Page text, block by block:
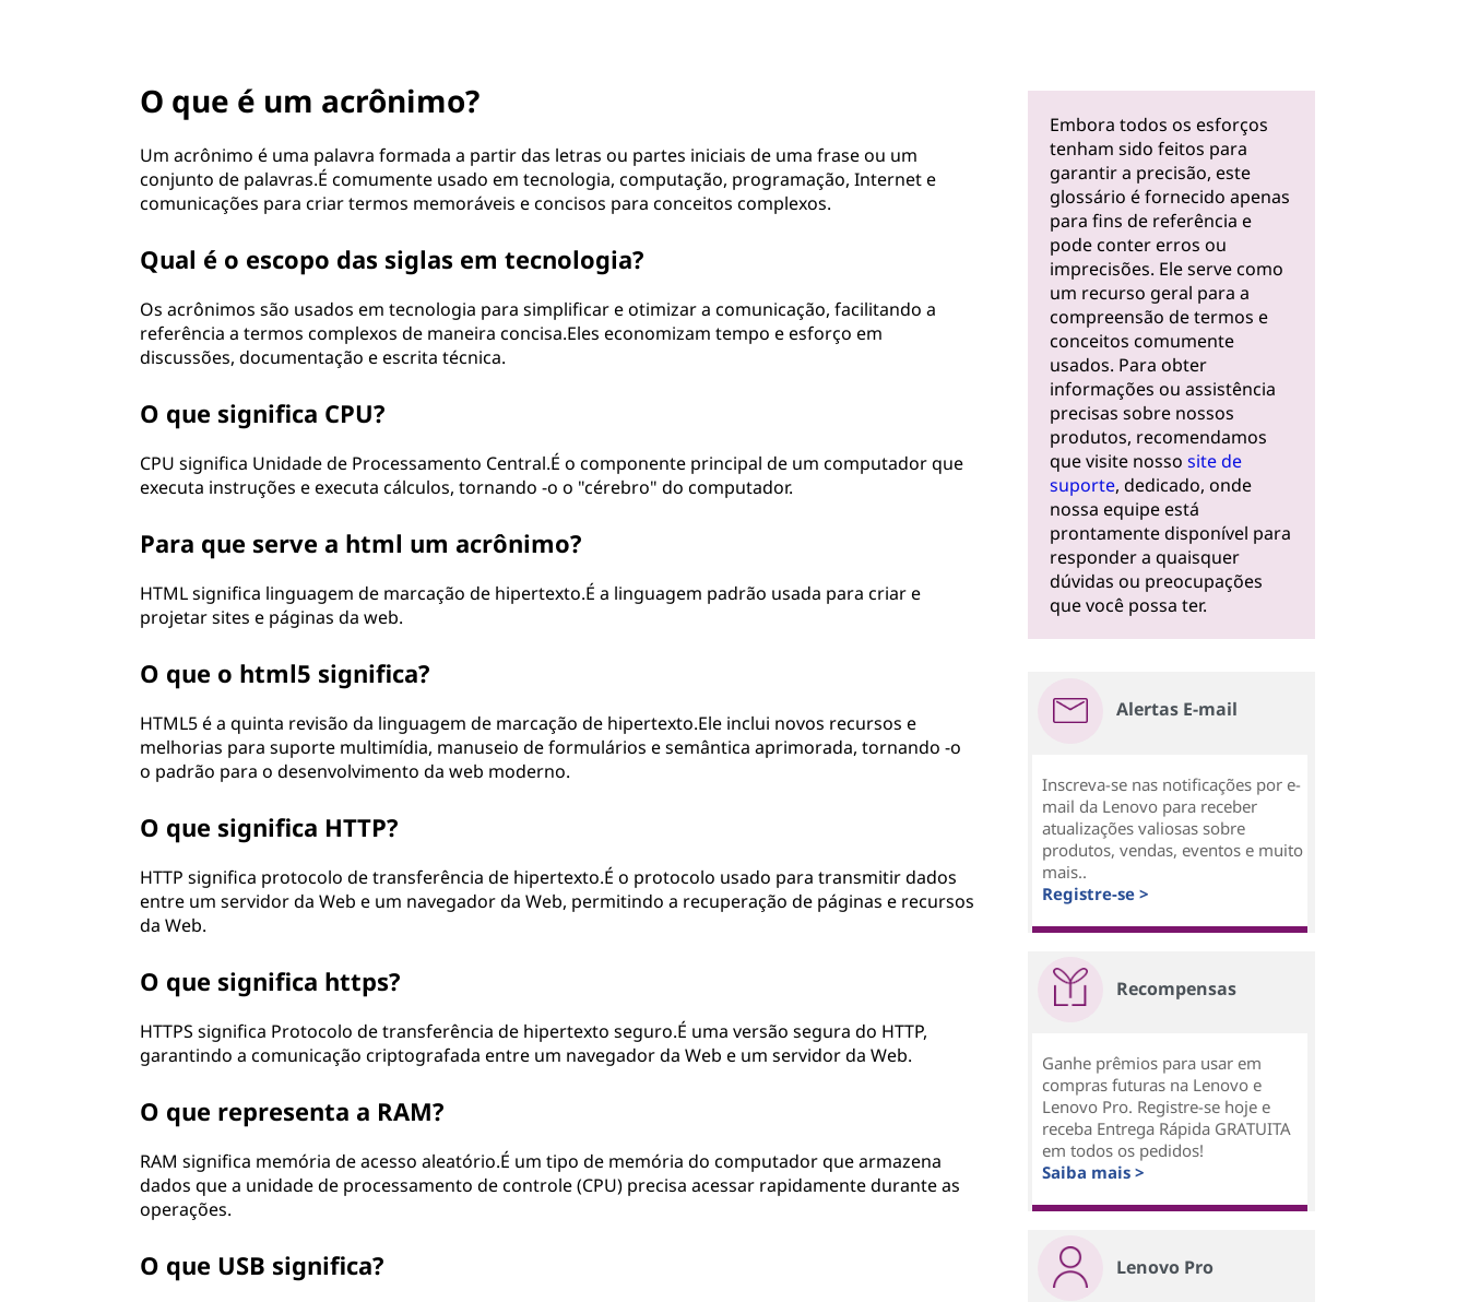
O que é um acrônimo?
Um acrônimo é uma palavra formada a partir das letras ou partes iniciais de uma frase ou um
conjunto de palavras.É comumente usado em tecnologia, computação, programação, Internet e
comunicações para criar termos memoráveis ​​e concisos para conceitos complexos.
Qual é o escopo das siglas em tecnologia?
Os acrônimos são usados ​​em tecnologia para simplificar e otimizar a comunicação, facilitando a
referência a termos complexos de maneira concisa.Eles economizam tempo e esforço em
discussões, documentação e escrita técnica.
O que significa CPU?
CPU significa Unidade de Processamento Central.É o componente principal de um computador que
executa instruções e executa cálculos, tornando -o o "cérebro" do computador.
Para que serve a html um acrônimo?
HTML significa linguagem de marcação de hipertexto.É a linguagem padrão usada para criar e
projetar sites e páginas da web.
O que o html5 significa?
HTML5 é a quinta revisão da linguagem de marcação de hipertexto.Ele inclui novos recursos e
melhorias para suporte multimídia, manuseio de formulários e semântica aprimorada, tornando -o
o padrão para o desenvolvimento da web moderno.
O que significa HTTP?
HTTP significa protocolo de transferência de hipertexto.É o protocolo usado para transmitir dados
entre um servidor da Web e um navegador da Web, permitindo a recuperação de páginas e recursos
da Web.
O que significa https?
HTTPS significa Protocolo de transferência de hipertexto seguro.É uma versão segura do HTTP,
garantindo a comunicação criptografada entre um navegador da Web e um servidor da Web.
O que representa a RAM?
RAM significa memória de acesso aleatório.É um tipo de memória do computador que armazena
dados que a unidade de processamento de controle (CPU) precisa acessar rapidamente durante as
operações.
O que USB significa?
Embora todos os esforços
tenham sido feitos para
garantir a precisão, este
glossário é fornecido apenas
para fins de referência e
pode conter erros ou
imprecisões. Ele serve como
um recurso geral para a
compreensão de termos e
conceitos comumente
usados. Para obter
informações ou assistência
precisas sobre nossos
produtos, recomendamos
que visite nosso site de
suporte, dedicado, onde
nossa equipe está
prontamente disponível para
responder a quaisquer
dúvidas ou preocupações
que você possa ter.
Alertas E-mail
Inscreva-se nas notificações por e-
mail da Lenovo para receber
atualizações valiosas sobre
produtos, vendas, eventos e muito
mais..
Registre-se >
Recompensas
Ganhe prêmios para usar em
compras futuras na Lenovo e
Lenovo Pro. Registre-se hoje e
receba Entrega Rápida GRATUITA
em todos os pedidos!
Saiba mais >
Lenovo Pro